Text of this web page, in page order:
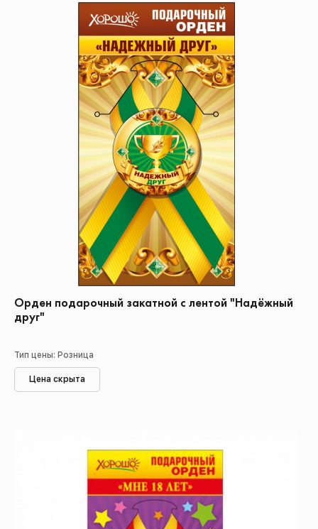
Орден подарочный закатной с лентой "Надёжный
друг"
Тип цены: Розница
Цена скрыта